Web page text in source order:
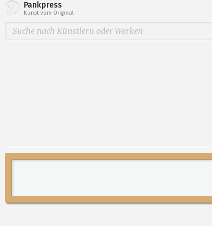
Pankpress
Kunst vom Original